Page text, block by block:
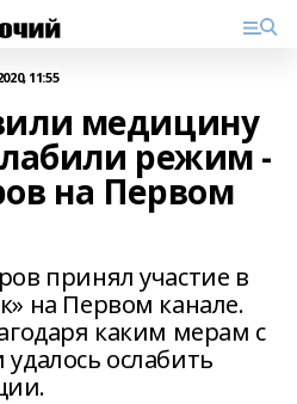
11:55
медицину
режим -
на Первом
принял участие в
на Первом канале.
каким мерам с
ослабить